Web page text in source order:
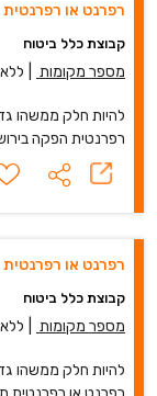
רפרנט או
קבוצת כלל ביטוח
מספר מקומות ללא
להיות חלק ממשהו
רפרנטית הפקה
רפרנט או
קבוצת כלל ביטוח
מספר מקומות ללא
להיות חלק ממשהו